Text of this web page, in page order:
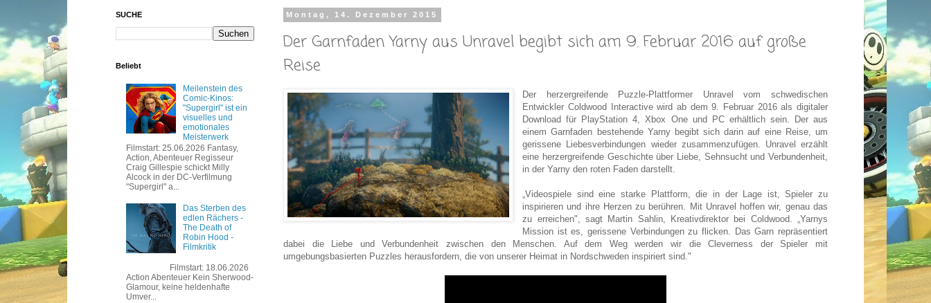
Montag, 14. Dezember 2015
Der Garnfaden Yarny aus Unravel begibt sich am 9. Februar 2016 auf große
Reise
Der herzergreifende Puzzle-Plattformer Unravel vom schwedischen
Entwickler Coldwood Interactive wird ab dem 9. Februar 2016 als digitaler
Download für PlayStation 4, Xbox One und PC erhältlich sein. Der aus
einem Garnfaden bestehende Yarny begibt sich darin auf eine Reise, um
gerissene Liebesverbindungen wieder zusammenzufügen. Unravel erzählt
eine herzergreifende Geschichte über Liebe, Sehnsucht und Verbundenheit,
in der Yarny den roten Faden darstellt.
„Videospiele sind eine starke Plattform, die in der Lage ist, Spieler zu
inspirieren und ihre Herzen zu berühren. Mit Unravel hoffen wir, genau das
zu erreichen", sagt Martin Sahlin, Kreativdirektor bei Coldwood. „Yarnys
Mission ist es, gerissene Verbindungen zu flicken. Das Garn repräsentiert
dabei die Liebe und Verbundenheit zwischen den Menschen. Auf dem Weg werden wir die Cleverness der Spieler mit
umgebungsbasierten Puzzles herausfordern, die von unserer Heimat in Nordschweden inspiriert sind."
SUCHE
Beliebt
Meilenstein des
Comic-Kinos:
"Supergirl" ist ein
visuelles und
emotionales
Meisterwerk
Filmstart: 25.06.2026 Fantasy,
Action, Abenteuer Regisseur
Craig Gillespie schickt Milly
Alcock in der DC-Verfilmung
"Supergirl" a...
Das Sterben des
edlen Rächers -
The Death of
Robin Hood -
Filmkritik
Filmstart: 18.06.2026
Action Abenteuer Kein Sherwood-
Glamour, keine heldenhafte
Umver...